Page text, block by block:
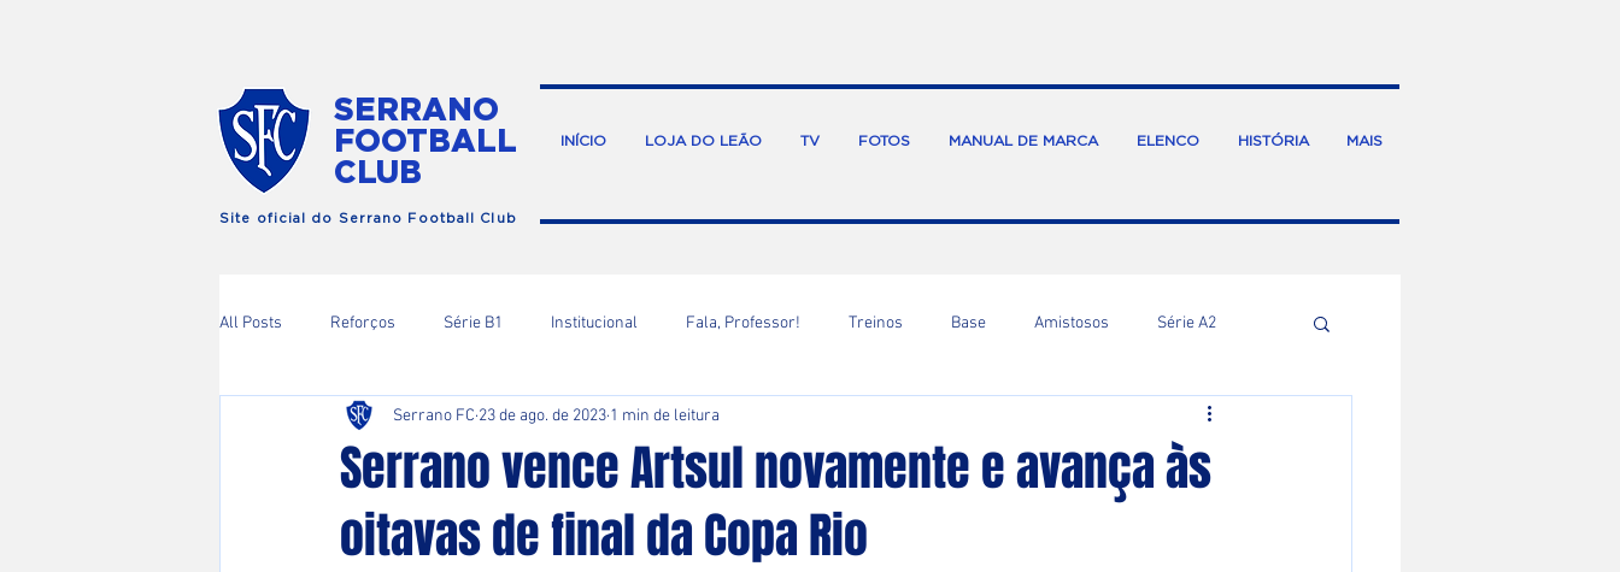
SERRANO
FOOTBALL
CLUB
INÍCIO LOJA DO LEÃO TV FOTOS MANUAL DE MARCA ELENCO HISTÓRIA MAIS
Site oficial do Serrano Football Club
All Posts Reforços Série B1 Institucional Fala, Professor! Treinos Base Amistosos Série A2
Serrano vence Artsul novamente e avança às
oitavas de final da Copa Rio
Serrano FC 23 de ago. de 2023 1 min de leitura